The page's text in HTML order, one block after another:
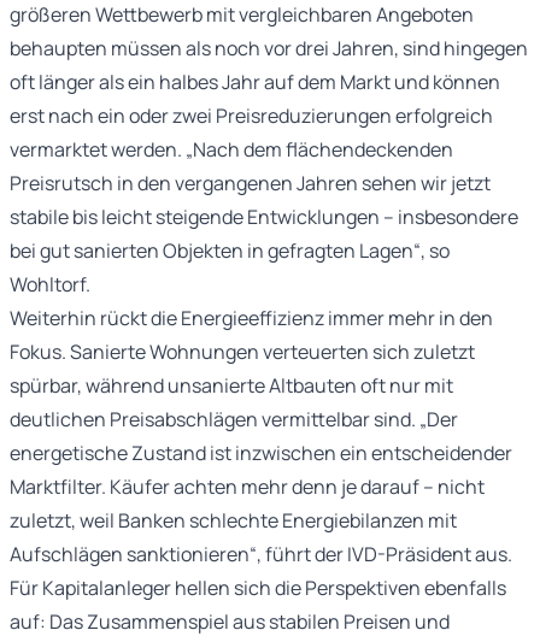
größeren Wettbewerb mit vergleichbaren Angeboten
behaupten müssen als noch vor drei Jahren, sind hingegen
oft länger als ein halbes Jahr auf dem Markt und können
erst nach ein oder zwei Preisreduzierungen erfolgreich
vermarktet werden. „Nach dem flächendeckenden
Preisrutsch in den vergangenen Jahren sehen wir jetzt
stabile bis leicht steigende Entwicklungen – insbesondere
bei gut sanierten Objekten in gefragten Lagen“, so
Wohltorf.
Weiterhin rückt die Energieeffizienz immer mehr in den
Fokus. Sanierte Wohnungen verteuerten sich zuletzt
spürbar, während unsanierte Altbauten oft nur mit
deutlichen Preisabschlägen vermittelbar sind. „Der
energetische Zustand ist inzwischen ein entscheidender
Marktfilter. Käufer achten mehr denn je darauf – nicht
zuletzt, weil Banken schlechte Energiebilanzen mit
Aufschlägen sanktionieren“, führt der IVD-Präsident aus.
Für Kapitalanleger hellen sich die Perspektiven ebenfalls
auf: Das Zusammenspiel aus stabilen Preisen und